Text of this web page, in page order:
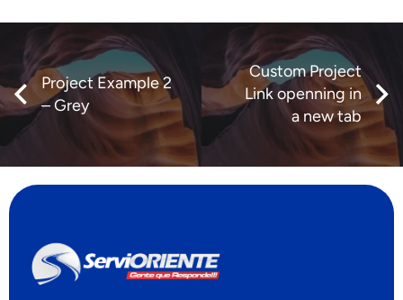
Project Example 2
– Grey
Custom Project
Link openning in
a new tab
Project Example 1 –
Project Example 2 – Pink
Project Example 3 – Beige
Project Example 3 – Yellow